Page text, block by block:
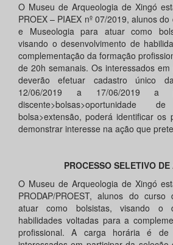
O Museu de Arqueologia de Xingó
PROEX – PIAEX nº 07/2019, alunos
e Museologia para atuar como
visando o desenvolvimento de
complementação da formação
de 20h semanais. Os interessados
deverão efetuar cadastro único
12/06/2019 a 17/06/2019
bolsa>extensão, poderá identificar os
demonstrar interesse na ação que
PROCESSO SELETIVO
O Museu de Arqueologia de Xingó
PRODAP/PROEST, alunos do
atuar como bolsistas, visando o
habilidades voltadas para a
profissional. A carga horária é de